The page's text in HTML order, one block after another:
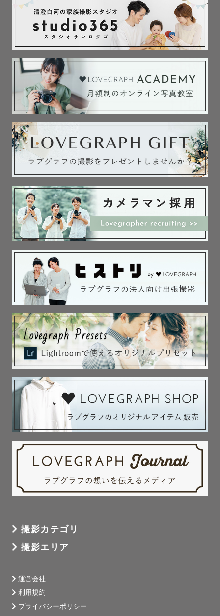
•和傘（子供用）赤と白
•753数字バナー
•お手玉
⚠️雨の日だと貸出できない可能性もございますのでご了承
ください
◇事前打ち合わせ
撮影前に、撮りたいイメージや撮影時の服装や撮影場所の
ご相談をさせていただきます。
こちらからも提案はさせていただきますが、
ご希望がありましたら
お気軽にご連絡ください🌈
◇打ち合わせ方法
予約あとゲスト様のメールにて
詳細を送らせていただきます📤
LineのQRコードの登録をお願いしております。
打ち合わせをさせて頂きます‼
◇撮影当日
ゲスト様やお子様の様子を見つつ撮影を進めさせていただ
きます
◇納品
撮影後1枚1枚丁寧にレタッチさせて頂き２週間以内に納品
させて頂きます
-------------------------^-^--
◎体力には自信あり
着物の着崩れやヘアの乱れは
撮影カテゴリ
撮影エリア
運営会社
利用規約
プライバシーポリシー